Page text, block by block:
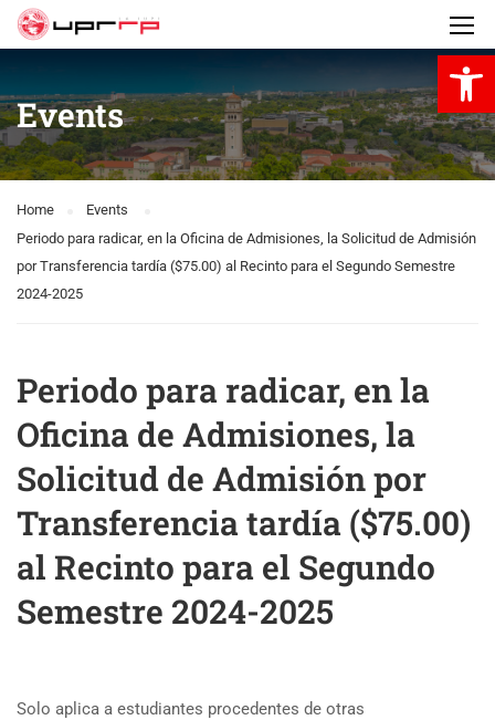
Events
Home
Events
Periodo para radicar, en la Oficina de Admisiones, la Solicitud de Admisión
por Transferencia tardía ($75.00) al Recinto para el Segundo Semestre
2024-2025
Periodo para radicar, en la
Oficina de Admisiones, la
Solicitud de Admisión por
Transferencia tardía ($75.00)
al Recinto para el Segundo
Semestre 2024-2025
Solo aplica a estudiantes procedentes de otras